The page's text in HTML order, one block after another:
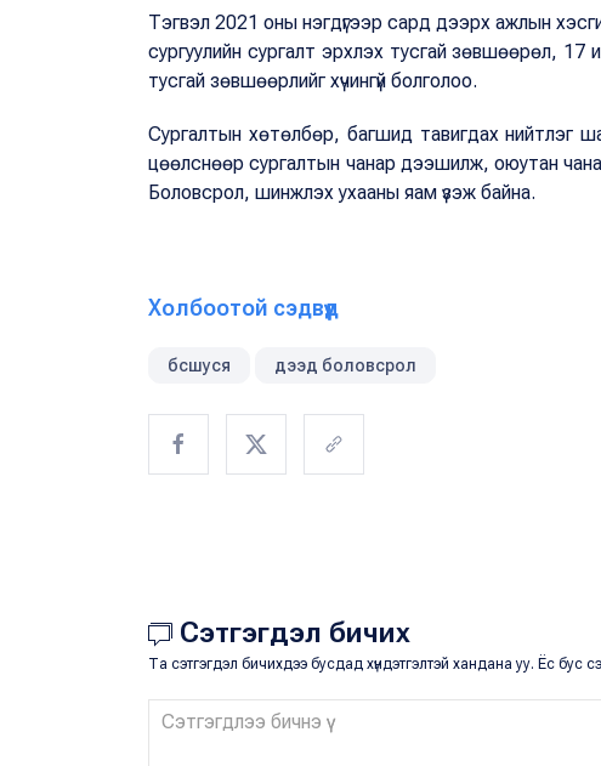
Тэгвэл 2021 оны нэгдүгээр сард дээрх ажлын
сургуулийн сургалт эрхлэх тусгай зөвшөөрөл,
тусгай зөвшөөрлийг хүчингүй болголоо.
Сургалтын хөтөлбөр, багшид тавигдах нийтлэг
цөөлснөөр сургалтын чанар дээшилж, оюутан
Боловсрол, шинжлэх ухааны яам үзэж байна.
Холбоотой сэдвүүд
бсшуся дээд боловсрол
Сэтгэгдэл бичих
Та сэтгэгдэл бичихдээ бусдад хүндэтгэлтэй хандана уу. Ёс бус